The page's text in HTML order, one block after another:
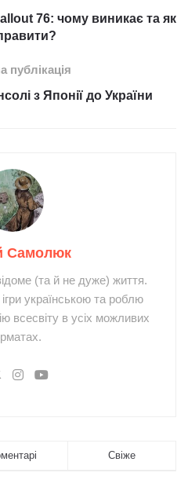
76: чому виникає та як
публікація
з Японії до України
Самолюк
(та й не дуже) життя.
українською та роблю
всесвіту в усіх можливих
Свіже